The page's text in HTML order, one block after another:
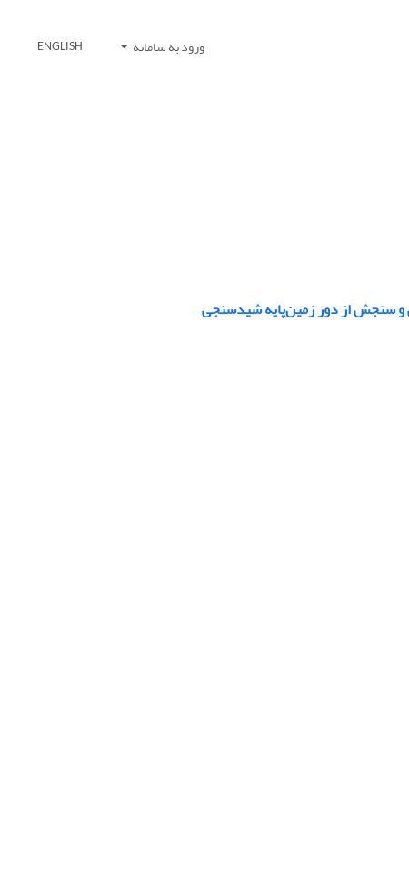
ورود به سامانه ENGLISH
و سنجش از دور زمین‌پایه شیدسنجی